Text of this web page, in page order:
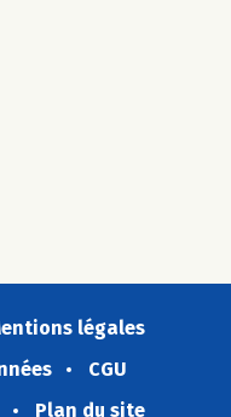
légales
CGU
Plan du site